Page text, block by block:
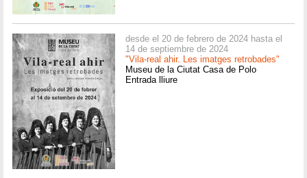
desde el 20 de febrero de 2024 hasta el
14 de septiembre de 2024
"Vila-real ahir. Les imatges retrobades"
Museu de la Ciutat Casa de Polo
Entrada lliure